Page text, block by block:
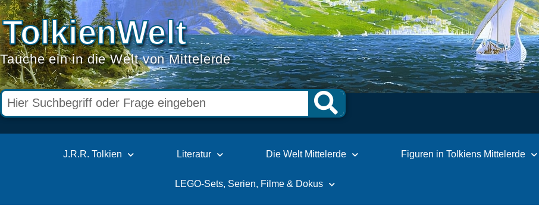
TolkienWelt
Tauche ein in die Welt von Mittelerde
J.R.R. Tolkien Literatur Die Welt Mittelerde Figuren in Tolkiens Mittelerde
LEGO-Sets, Serien, Filme & Dokus